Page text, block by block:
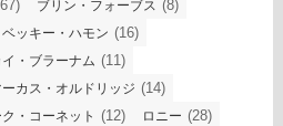
ブリン・フォーブス (8)
ベッキー・ハモン (16)
・ブラーナム (11)
ーカス・オルドリッジ (14)
ク・コーネット (12) ロニー (28)